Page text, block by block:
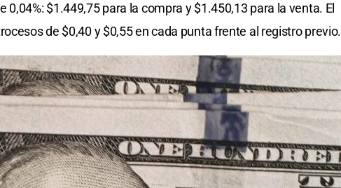
0,04%: $1.449,75 para la compra y $1.450,13 para la venta. El
de $0,40 y $0,55 en cada punta frente al registro previo.